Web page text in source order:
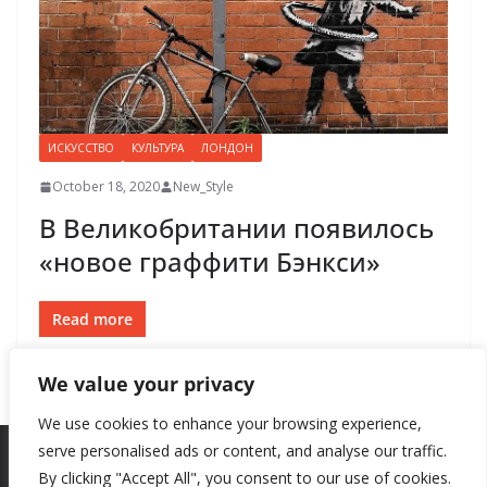
We value your privacy
We use cookies to enhance your browsing experience,
serve personalised ads or content, and analyse our traffic.
By clicking "Accept All", you consent to our use of cookies.
ИСКУССТВО КУЛЬТУРА ЛОНДОН
October 18, 2020 New_Style
В Великобритании появилось
«новое граффити Бэнкси»
Read more